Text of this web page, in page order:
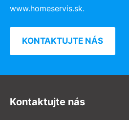
www.homeservis.sk.
KONTAKTUJTE NÁS
Kontaktujte nás